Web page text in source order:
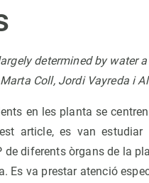
determined by water
Coll, Jordi Vayreda i
en les planta se
article, es van
de diferents òrgans de la
Es va prestar atenció